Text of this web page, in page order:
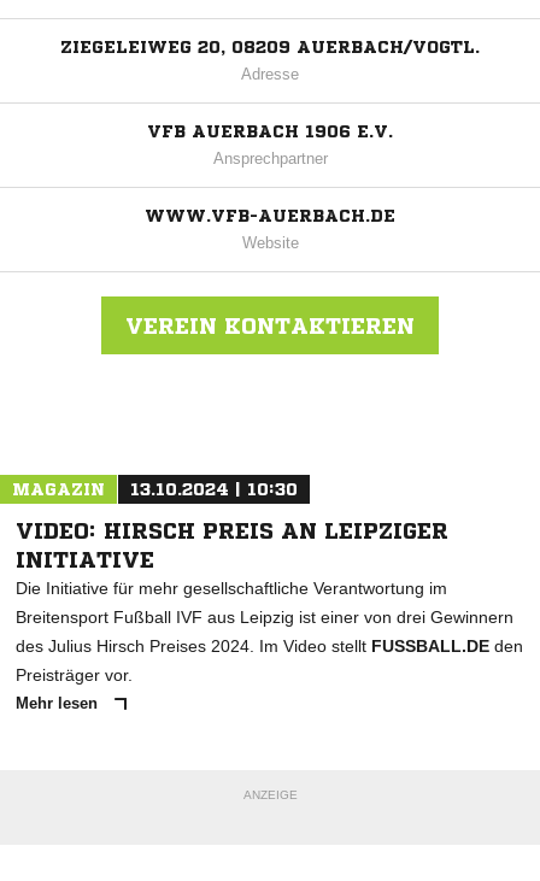
ZIEGELEIWEG 20, 08209 AUERBACH/VOGTL.
Adresse
VFB AUERBACH 1906 E.V.
Ansprechpartner
WWW.VFB-AUERBACH.DE
Website
VEREIN KONTAKTIEREN
MAGAZIN 13.10.2024 | 10:30
VIDEO: HIRSCH PREIS AN LEIPZIGER
INITIATIVE
Die Initiative für mehr gesellschaftliche Verantwortung im
Breitensport Fußball IVF aus Leipzig ist einer von drei Gewinnern
des Julius Hirsch Preises 2024. Im Video stellt FUSSBALL.DE den
Preisträger vor.
Mehr lesen
ANZEIGE